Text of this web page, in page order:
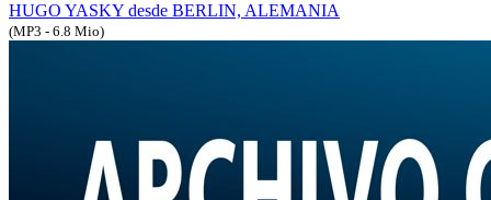
HUGO YASKY desde BERLIN, ALEMANIA
(MP3 - 6.8 Mio)